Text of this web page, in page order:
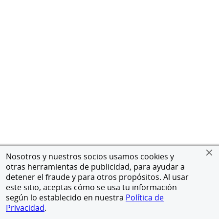
Nosotros y nuestros socios usamos cookies y
otras herramientas de publicidad, para ayudar a
detener el fraude y para otros propósitos. Al usar
este sitio, aceptas cómo se usa tu información
según lo establecido en nuestra Política de
Privacidad.